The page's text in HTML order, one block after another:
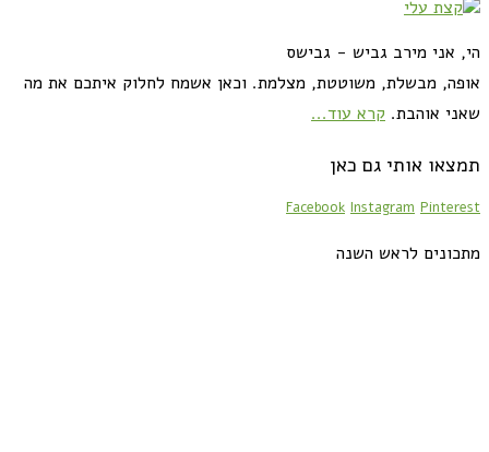
הי, אני מירב גביש - גבישס
אופה, מבשלת, משוטטת, מצלמת. וכאן אשמח לחלוק איתכם את מה
שאני אוהבת. קרא עוד...
תמצאו אותי גם כאן
Facebook Instagram Pinterest
מתכונים לראש השנה